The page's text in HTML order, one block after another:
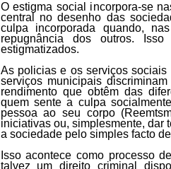
O estigma social incorpora-se
central no desenho das
culpa incorporada quando,
repugnância dos outros.
estigmatizados.
As policias e os serviços sociais
serviços municipais
rendimento que obtêm das
quem sente a culpa
pessoa ao seu corpo
iniciativas ou, simplesmente, dar
a sociedade pelo simples facto
Isso acontece como processo
talvez um direito criminal